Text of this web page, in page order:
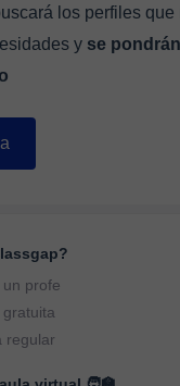
los perfiles que
y se
profe
regular